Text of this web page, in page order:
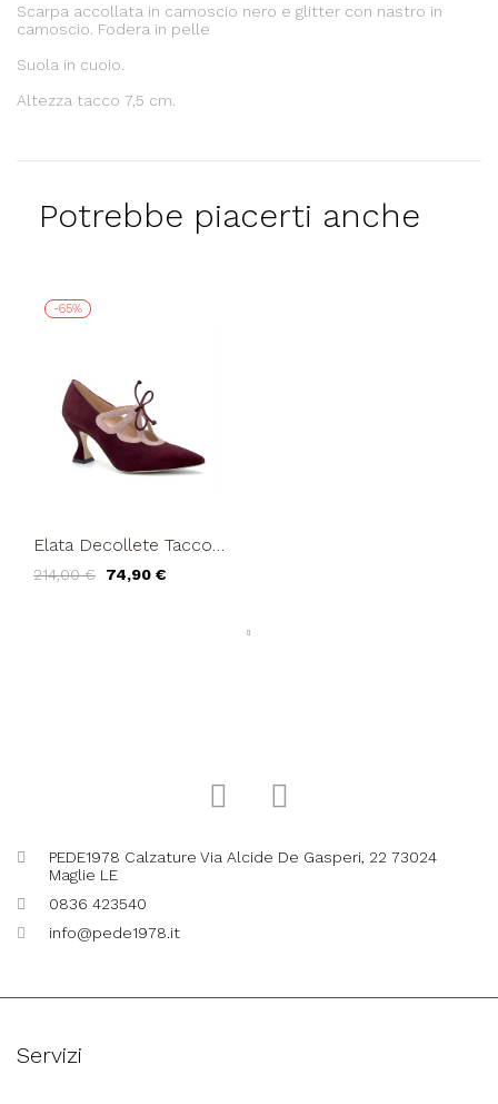
Scarpa accollata in camoscio nero e glitter con nastro in
camoscio. Fodera in pelle
Suola in cuoio.
Altezza tacco 7,5 cm.
Potrebbe piacerti anche
-65%
Elata Decollete Tacco
Laccio Bordeaux
214,00 € 74,90 €
PEDE1978 Calzature Via Alcide De Gasperi, 22 73024
Maglie LE
0836 423540
info@pede1978.it
Servizi